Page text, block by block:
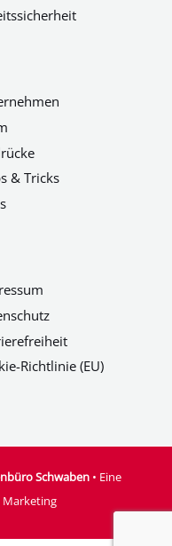
& Tricks
Richtlinie (EU)
Schwaben • Eine
Marketing